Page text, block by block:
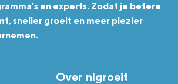
en experts. Zodat je betere
sneller groeit en meer plezier
Over nlgroeit